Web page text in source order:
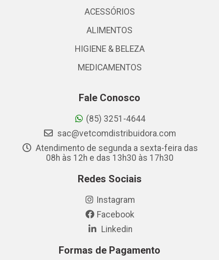
ACESSÓRIOS
ALIMENTOS
HIGIENE & BELEZA
MEDICAMENTOS
Fale Conosco
(85) 3251-4644
sac@vetcomdistribuidora.com
Atendimento de segunda a sexta-feira das
08h às 12h e das 13h30 às 17h30
Redes Sociais
Instagram
Facebook
Linkedin
Formas de Pagamento